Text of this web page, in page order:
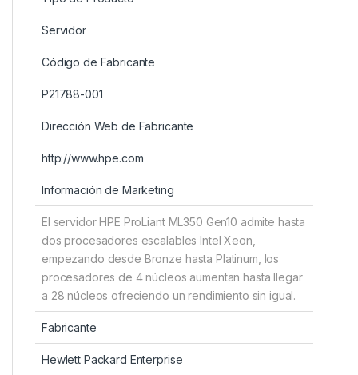
Servidor
Código de Fabricante
P21788-001
Dirección Web de Fabricante
http://www.hpe.com
Información de Marketing
El servidor HPE ProLiant ML350 Gen10 admite hasta
dos procesadores escalables Intel Xeon,
empezando desde Bronze hasta Platinum, los
procesadores de 4 núcleos aumentan hasta llegar
a 28 núcleos ofreciendo un rendimiento sin igual.
Fabricante
Hewlett Packard Enterprise